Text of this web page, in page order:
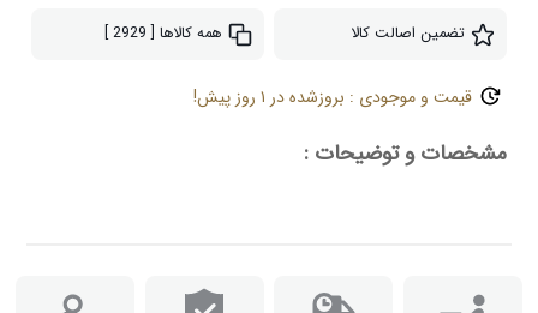
تضمین اصالت کالا همه کالاها [ 2929 ]
قیمت و موجودی : بروزشده در ۱ روز پیش!
مشخصات و توضیحات :